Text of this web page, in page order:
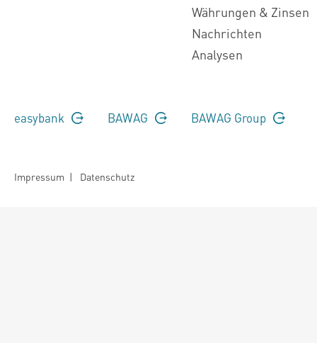
Währungen & Zinsen
Nachrichten
Analysen
easybank BAWAG BAWAG Group
Impressum | Datenschutz